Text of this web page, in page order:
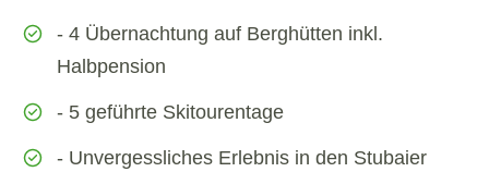
- 4 Übernachtung auf Berghütten inkl.
Halbpension
- 5 geführte Skitourentage
- Unvergessliches Erlebnis in den Stubaier